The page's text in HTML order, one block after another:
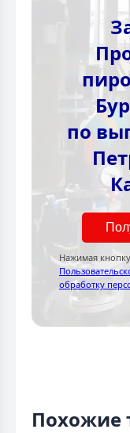
по
Нажимая
обработку
Похожие